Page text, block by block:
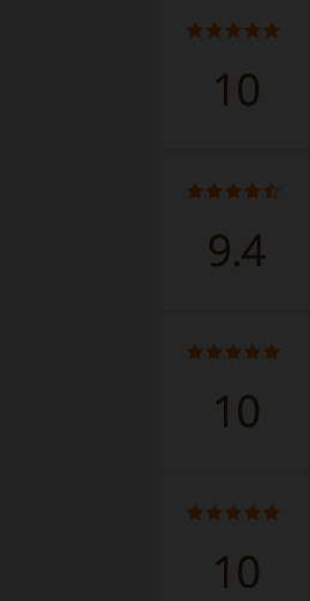
10
9.4
10
10